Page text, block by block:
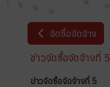
จัดซื้อจัดจ้าง
ข่าวจัดซื้อจัดจ้างที่ 5
ข่าวจัดซื้อจัดจ้างที่ 5